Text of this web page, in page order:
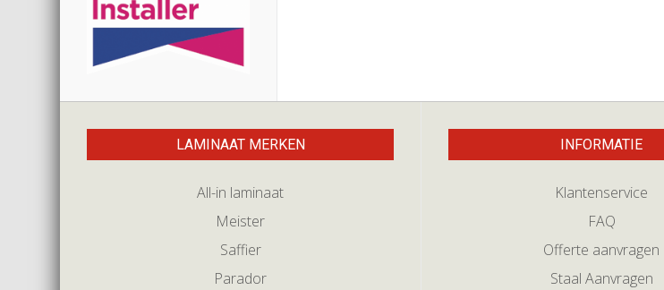
LAMINAAT MERKEN
All-in laminaat
Meister
Saffier
Parador
INFORMATIE
Klantenservice
FAQ
Offerte aanvragen
Staal Aanvragen